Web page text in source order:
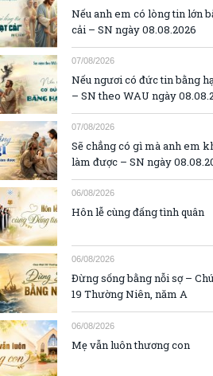
Nếu anh em có lòng tin lớn
cải – SN ngày 08.08.2026
07/08/2026
Nếu ngươi có đức tin bằng
– SN theo WAU ngày
07/08/2026
Sẽ chẳng có gì mà anh em
làm được – SN ngày
06/08/2026
Hôn lễ cùng đấng tình quân
06/08/2026
Đừng sống bằng nỗi sợ –
19 Thường Niên, năm A
06/08/2026
Mẹ vẫn luôn thương con